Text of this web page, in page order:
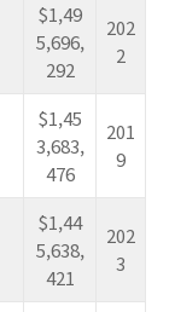
$1,49
5,696,
292
202
2
$1,45
3,683,
476
201
9
$1,44
5,638,
421
202
3